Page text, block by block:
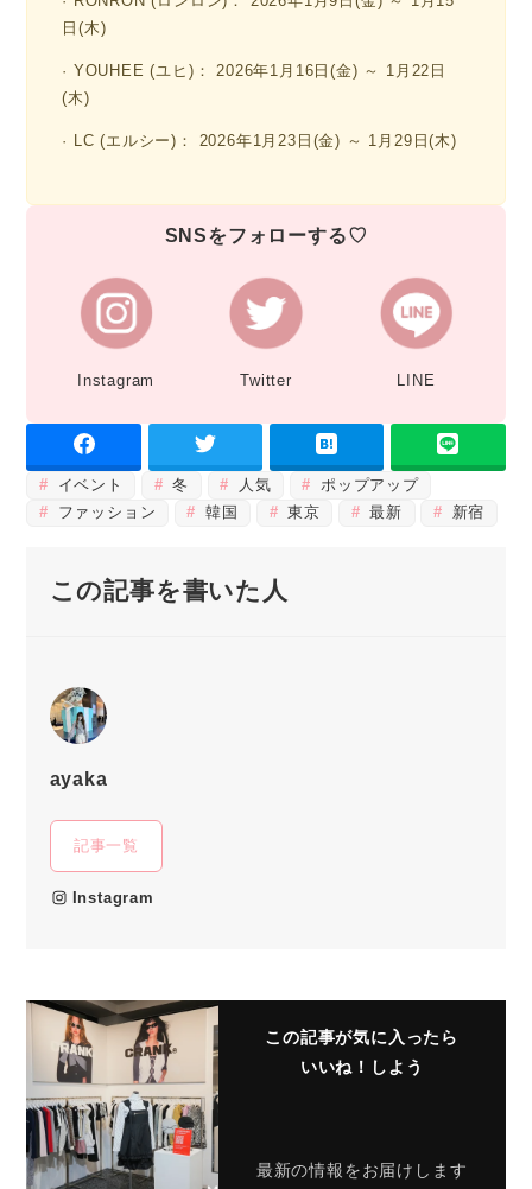
日(木)
· YOUHEE (ユヒ)： 2026年1月16日(金) ～ 1月22日
(木)
· LC (エルシー)： 2026年1月23日(金) ～ 1月29日(木)
SNSをフォローする♡
Instagram Twitter LINE
イベント 冬 人気
ポップアップ
ファッション
韓国 東京 最新 新宿
この記事を書いた人
ayaka
記事一覧
Instagram
この記事が気に入ったら
いいね！しよう
最新の情報をお届けします